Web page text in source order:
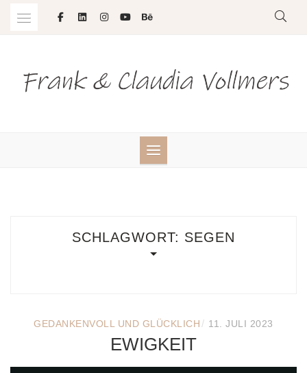
SCHLAGWORT: SEGEN
GEDANKENVOLL UND GLÜCKLICH / 11. JULI 2023
EWIGKEIT